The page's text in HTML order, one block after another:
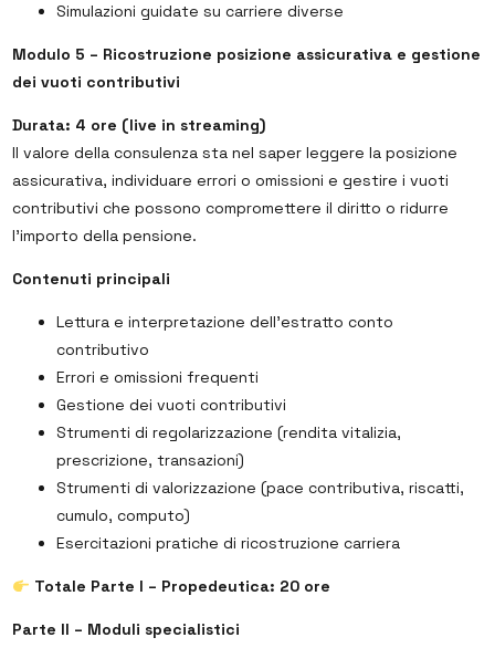
Simulazioni guidate su carriere diverse
Modulo 5 – Ricostruzione posizione assicurativa e gestione
dei vuoti contributivi
Durata: 4 ore (live in streaming)
Il valore della consulenza sta nel saper leggere la posizione
assicurativa, individuare errori o omissioni e gestire i vuoti
contributivi che possono compromettere il diritto o ridurre
l’importo della pensione.
Contenuti principali
Lettura e interpretazione dell’estratto conto
contributivo
Errori e omissioni frequenti
Gestione dei vuoti contributivi
Strumenti di regolarizzazione (rendita vitalizia,
prescrizione, transazioni)
Strumenti di valorizzazione (pace contributiva, riscatti,
cumulo, computo)
Esercitazioni pratiche di ricostruzione carriera
Totale Parte I – Propedeutica: 20 ore
Parte II – Moduli specialistici